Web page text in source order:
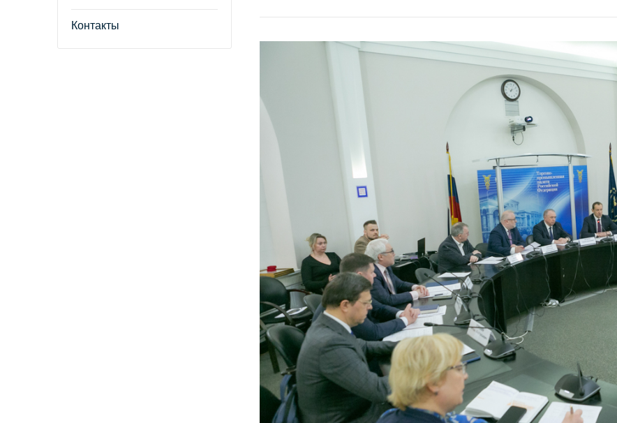
Контакты